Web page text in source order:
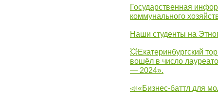
Государственная
коммунального
Наши студенты на
💥Екатеринбургский
вошёл в число
— 2024».
📣«Бизнес-баттл для